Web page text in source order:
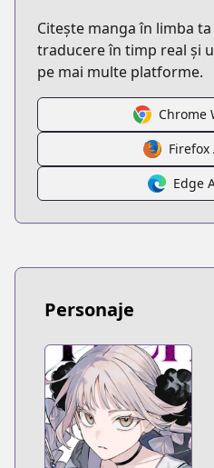
Citește manga în limba
traducere în timp real și
pe mai multe platforme.
Chrome
Firefox
Edge
Personaje